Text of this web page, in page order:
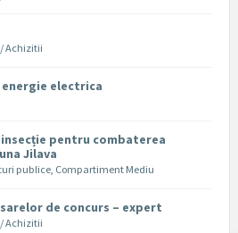
Achizitii
electrica
pentru combaterea
Jilava
publice, Compartiment Mediu
de concurs – expert
Achizitii